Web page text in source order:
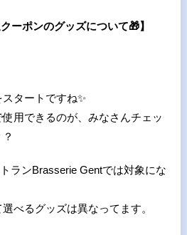
ーポンのグッズについて🎁】
タートですね✨
用できるのが、みなさんチェッ
ランBrasserie Gentでは対象にな
べるグッズは異なってます。